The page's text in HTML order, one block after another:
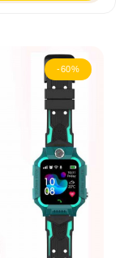
-60%